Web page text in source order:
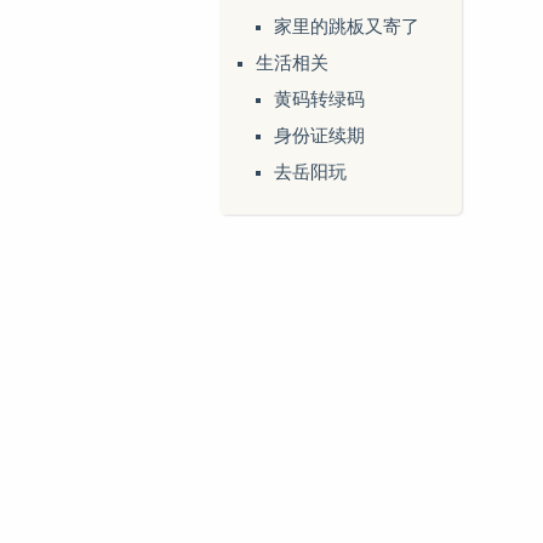
家里的跳板又寄了
生活相关
黄码转绿码
身份证续期
去岳阳玩